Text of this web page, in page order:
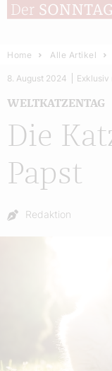
Home Alle Artikel
Die
Papst
WELTKATZENTAG
8. August 2024 Exklusiv
Autor:
Redaktion